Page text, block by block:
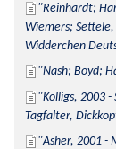
Reinhardt;
Wiemers;
Widderchen
Nash; Boyd;
Kolligs, 2003
Tagfalter,
Asher, 2001 -